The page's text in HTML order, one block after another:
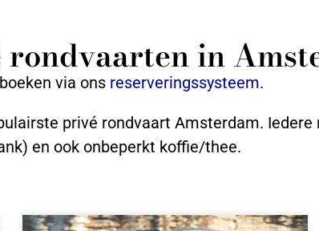
in
via ons reserveringssysteem.
privé rondvaart Amsterdam.
en ook onbeperkt koffie/thee.